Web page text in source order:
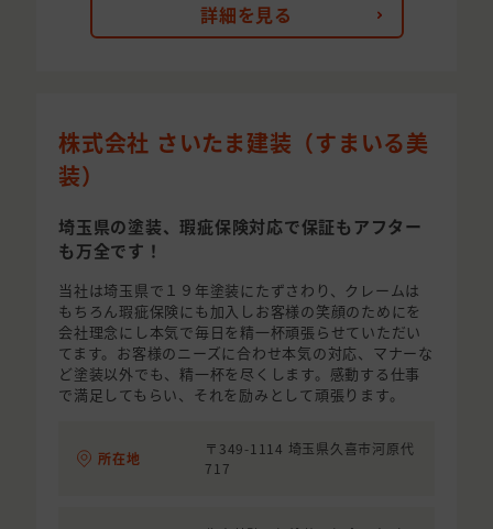
詳細を見る
株式会社 さいたま建装（すまいる美
装）
埼玉県の塗装、瑕疵保険対応で保証もアフター
も万全です！
当社は埼玉県で１９年塗装にたずさわり、クレームは
もちろん瑕疵保険にも加入しお客様の笑顔のためにを
会社理念にし本気で毎日を精一杯頑張らせていただい
てます。お客様のニーズに合わせ本気の対応、マナーな
ど塗装以外でも、精一杯を尽くします。感動する仕事
で満足してもらい、それを励みとして頑張ります。
所在地
〒349-1114 埼玉県久喜市河原代
717